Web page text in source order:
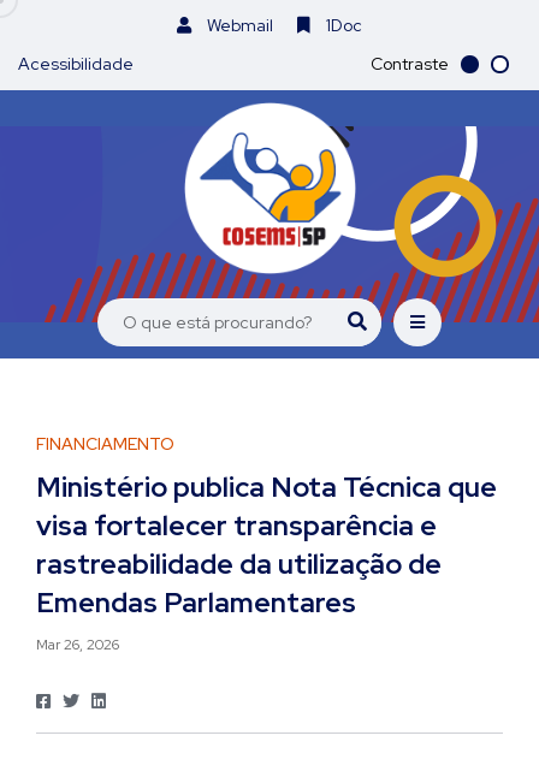
Webmail
1Doc
Acessibilidade
Contraste
FINANCIAMENTO
Ministério publica Nota Técnica que
visa fortalecer transparência e
rastreabilidade da utilização de
Emendas Parlamentares
Mar 26, 2026